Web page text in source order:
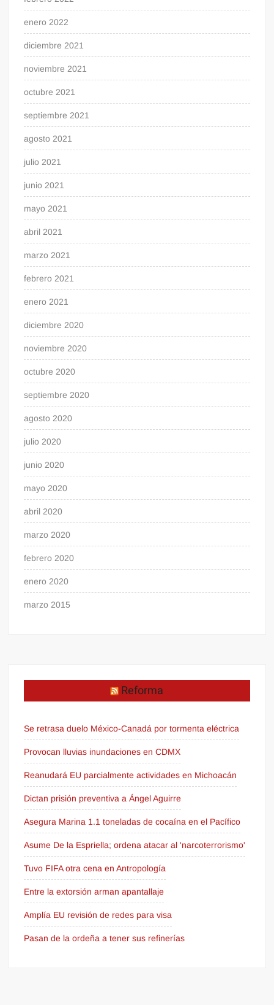
enero 2022
diciembre 2021
noviembre 2021
octubre 2021
septiembre 2021
agosto 2021
julio 2021
junio 2021
mayo 2021
abril 2021
marzo 2021
febrero 2021
enero 2021
diciembre 2020
noviembre 2020
octubre 2020
septiembre 2020
agosto 2020
julio 2020
junio 2020
mayo 2020
abril 2020
marzo 2020
febrero 2020
enero 2020
marzo 2015
Reforma
Se retrasa duelo México-Canadá por tormenta eléctrica
Provocan lluvias inundaciones en CDMX
Reanudará EU parcialmente actividades en Michoacán
Dictan prisión preventiva a Ángel Aguirre
Asegura Marina 1.1 toneladas de cocaína en el Pacífico
Asume De la Espriella; ordena atacar al 'narcoterrorismo'
Tuvo FIFA otra cena en Antropología
Entre la extorsión arman apantallaje
Amplía EU revisión de redes para visa
Pasan de la ordeña a tener sus refinerías